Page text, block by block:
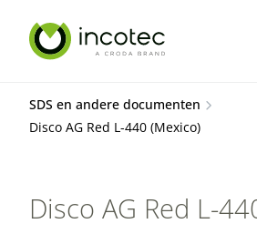
over
over
SDS en andere documenten
Disco AG Red L-440 (Mexico)
Disco AG Red L-